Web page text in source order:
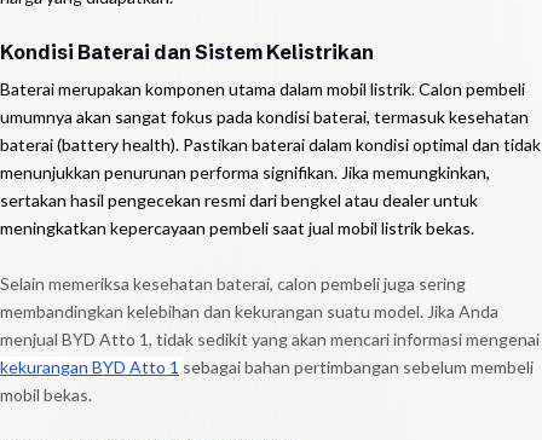
Kondisi Baterai dan Sistem Kelistrikan
Baterai merupakan komponen utama dalam mobil listrik. Calon pembeli
umumnya akan sangat fokus pada kondisi baterai, termasuk kesehatan
baterai (battery health). Pastikan baterai dalam kondisi optimal dan tidak
menunjukkan penurunan performa signifikan. Jika memungkinkan,
sertakan hasil pengecekan resmi dari bengkel atau dealer untuk
meningkatkan kepercayaan pembeli saat jual mobil listrik bekas.
Selain memeriksa kesehatan baterai, calon pembeli juga sering
membandingkan kelebihan dan kekurangan suatu model. Jika Anda
menjual BYD Atto 1, tidak sedikit yang akan mencari informasi mengenai
kekurangan BYD Atto 1 sebagai bahan pertimbangan sebelum membeli
mobil bekas.